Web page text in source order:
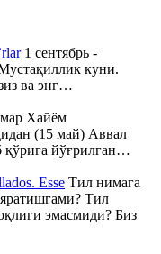
1 сентябрь -
куни.
ва энг…
Хайём
(15 май) Аввал
қўрига йўғрилган…
Esse Тил нимага
Тил
эмасмиди? Биз